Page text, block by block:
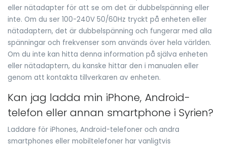
eller nätadapter för att se om det är dubbelspänning eller
inte. Om du ser 100-240V 50/60Hz tryckt på enheten eller
nätadaptern, det är dubbelspänning och fungerar med alla
spänningar och frekvenser som används över hela världen.
Om du inte kan hitta denna information på själva enheten
eller nätadaptern, du kanske hittar den i manualen eller
genom att kontakta tillverkaren av enheten.
Kan jag ladda min iPhone, Android-
telefon eller annan smartphone i Syrien?
Laddare för iPhones, Android-telefoner och andra
smartphones eller mobiltelefoner har vanligtvis